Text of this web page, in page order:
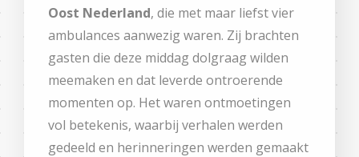
Oost Nederland, die met maar liefst vier
ambulances aanwezig waren. Zij brachten
gasten die deze middag dolgraag wilden
meemaken en dat leverde ontroerende
momenten op. Het waren ontmoetingen
vol betekenis, waarbij verhalen werden
gedeeld en herinneringen werden gemaakt